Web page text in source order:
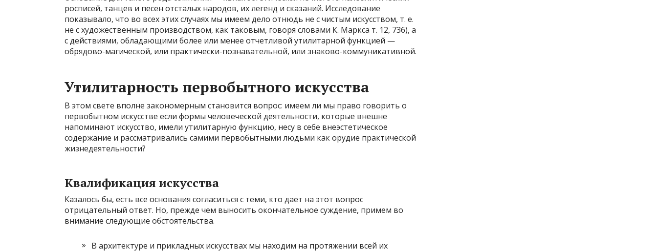
росписей, танцев и песен отсталых народов, их легенд и сказаний. Исследование
показывало, что во всех этих случаях мы имеем дело отнюдь не с чистым искусством, т. е.
не с художественным производством, как таковым, говоря словами К. Маркса т. 12, 736), а
с действиями, обладающими более или менее отчетливой утилитарной функцией —
обрядово-магической, или практически-познавательной, или знаково-коммуникативной.
Утилитарность первобытного искусства
В этом свете вполне закономерным становится вопрос: имеем ли мы право говорить о
первобытном искусстве если формы человеческой деятельности, которые внешне
напоминают искусство, имели утилитарную функцию, несу в себе внеэстетическое
содержание и рассматривались самими первобытными людьми как орудие практической
жизнедеятельности?
Квалификация искусства
Казалось бы, есть все основания согласиться с теми, кто дает на этот вопрос
отрицательный ответ. Но, прежде чем выносить окончательное суждение, примем во
внимание следующие обстоятельства.
В архитектуре и прикладных искусствах мы находим на протяжении всей их